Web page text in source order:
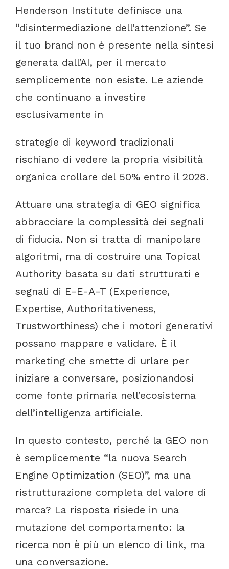
Henderson Institute definisce una
“disintermediazione dell’attenzione”. Se
il tuo brand non è presente nella sintesi
generata dall’AI, per il mercato
semplicemente non esiste. Le aziende
che continuano a investire
esclusivamente in
strategie di keyword tradizionali
rischiano di vedere la propria visibilità
organica crollare del 50% entro il 2028.
Attuare una strategia di GEO significa
abbracciare la complessità dei segnali
di fiducia. Non si tratta di manipolare
algoritmi, ma di costruire una Topical
Authority basata su dati strutturati e
segnali di E-E-A-T (Experience,
Expertise, Authoritativeness,
Trustworthiness) che i motori generativi
possano mappare e validare. È il
marketing che smette di urlare per
iniziare a conversare, posizionandosi
come fonte primaria nell’ecosistema
dell’intelligenza artificiale.
In questo contesto, perché la GEO non
è semplicemente “la nuova Search
Engine Optimization (SEO)”, ma una
ristrutturazione completa del valore di
marca? La risposta risiede in una
mutazione del comportamento: la
ricerca non è più un elenco di link, ma
una conversazione.